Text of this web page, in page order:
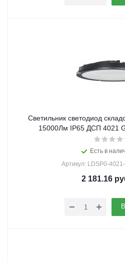
Светильник светодиод
15000Лм IP65 ДСП 4021
Есть в
Артикул: LDSP0-
2 181.16